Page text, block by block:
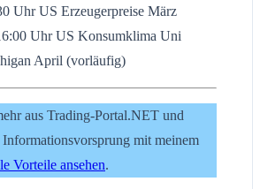
Uhr US Erzeugerpreise März
Uhr US Konsumklima Uni
April (vorläufig)
aus Trading-Portal.NET und
mit meinem
Vorteile ansehen.